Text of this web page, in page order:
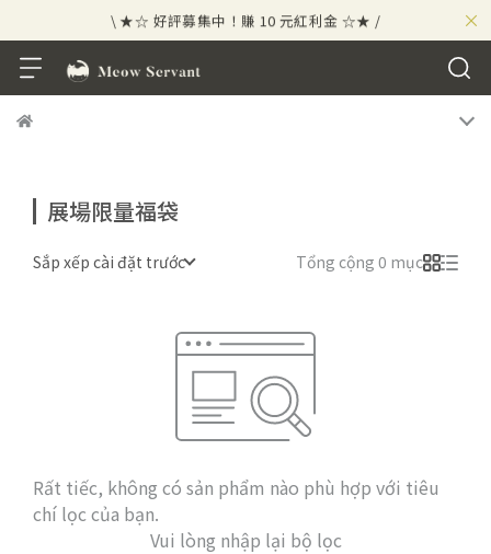
×
\ ★☆ 好評募集中！賺 10 元紅利金 ☆★ /
⟡⣠𝘄𝗲𝗹𝗰𝗼𝗺𝗲 ⁘ 新會員贈 50 元紅利金
\ ★☆ 好評募集中！賺 10 元紅利金 ☆★ /
展場限量福袋
Sắp xếp cài đặt trước Tổng cộng 0 mục
Rất tiếc, không có sản phẩm nào phù hợp với tiêu
chí lọc của bạn.
Vui lòng nhập lại bộ lọc